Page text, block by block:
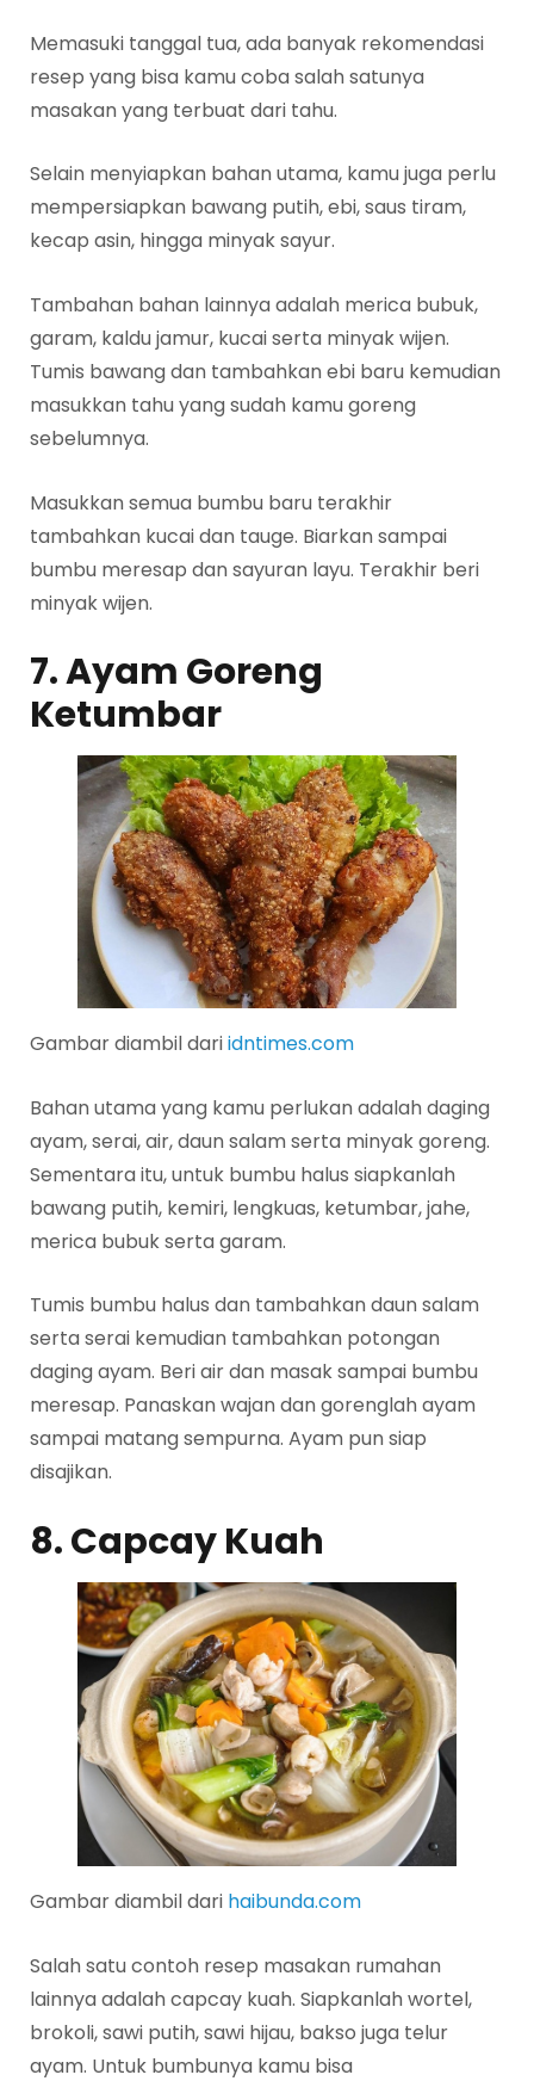
Memasuki tanggal tua, ada banyak rekomendasi
resep yang bisa kamu coba salah satunya
masakan yang terbuat dari tahu.
Selain menyiapkan bahan utama, kamu juga perlu
mempersiapkan bawang putih, ebi, saus tiram,
kecap asin, hingga minyak sayur.
Tambahan bahan lainnya adalah merica bubuk,
garam, kaldu jamur, kucai serta minyak wijen.
Tumis bawang dan tambahkan ebi baru kemudian
masukkan tahu yang sudah kamu goreng
sebelumnya.
Masukkan semua bumbu baru terakhir
tambahkan kucai dan tauge. Biarkan sampai
bumbu meresap dan sayuran layu. Terakhir beri
minyak wijen.
7. Ayam Goreng
Ketumbar
Gambar diambil dariidntimes.com
Bahan utama yang kamu perlukan adalah daging
ayam, serai, air, daun salam serta minyak goreng.
Sementara itu, untuk bumbu halus siapkanlah
bawang putih, kemiri, lengkuas, ketumbar, jahe,
merica bubuk serta garam.
Tumis bumbu halus dan tambahkan daun salam
serta serai kemudian tambahkan potongan
daging ayam. Beri air dan masak sampai bumbu
meresap. Panaskan wajan dan gorenglah ayam
sampai matang sempurna. Ayam pun siap
disajikan.
8. Capcay Kuah
Gambar diambil dari haibunda.com
Salah satu contoh resep masakan rumahan
lainnya adalah capcay kuah. Siapkanlah wortel,
brokoli, sawi putih, sawi hijau, bakso juga telur
ayam. Untuk bumbunya kamu bisa